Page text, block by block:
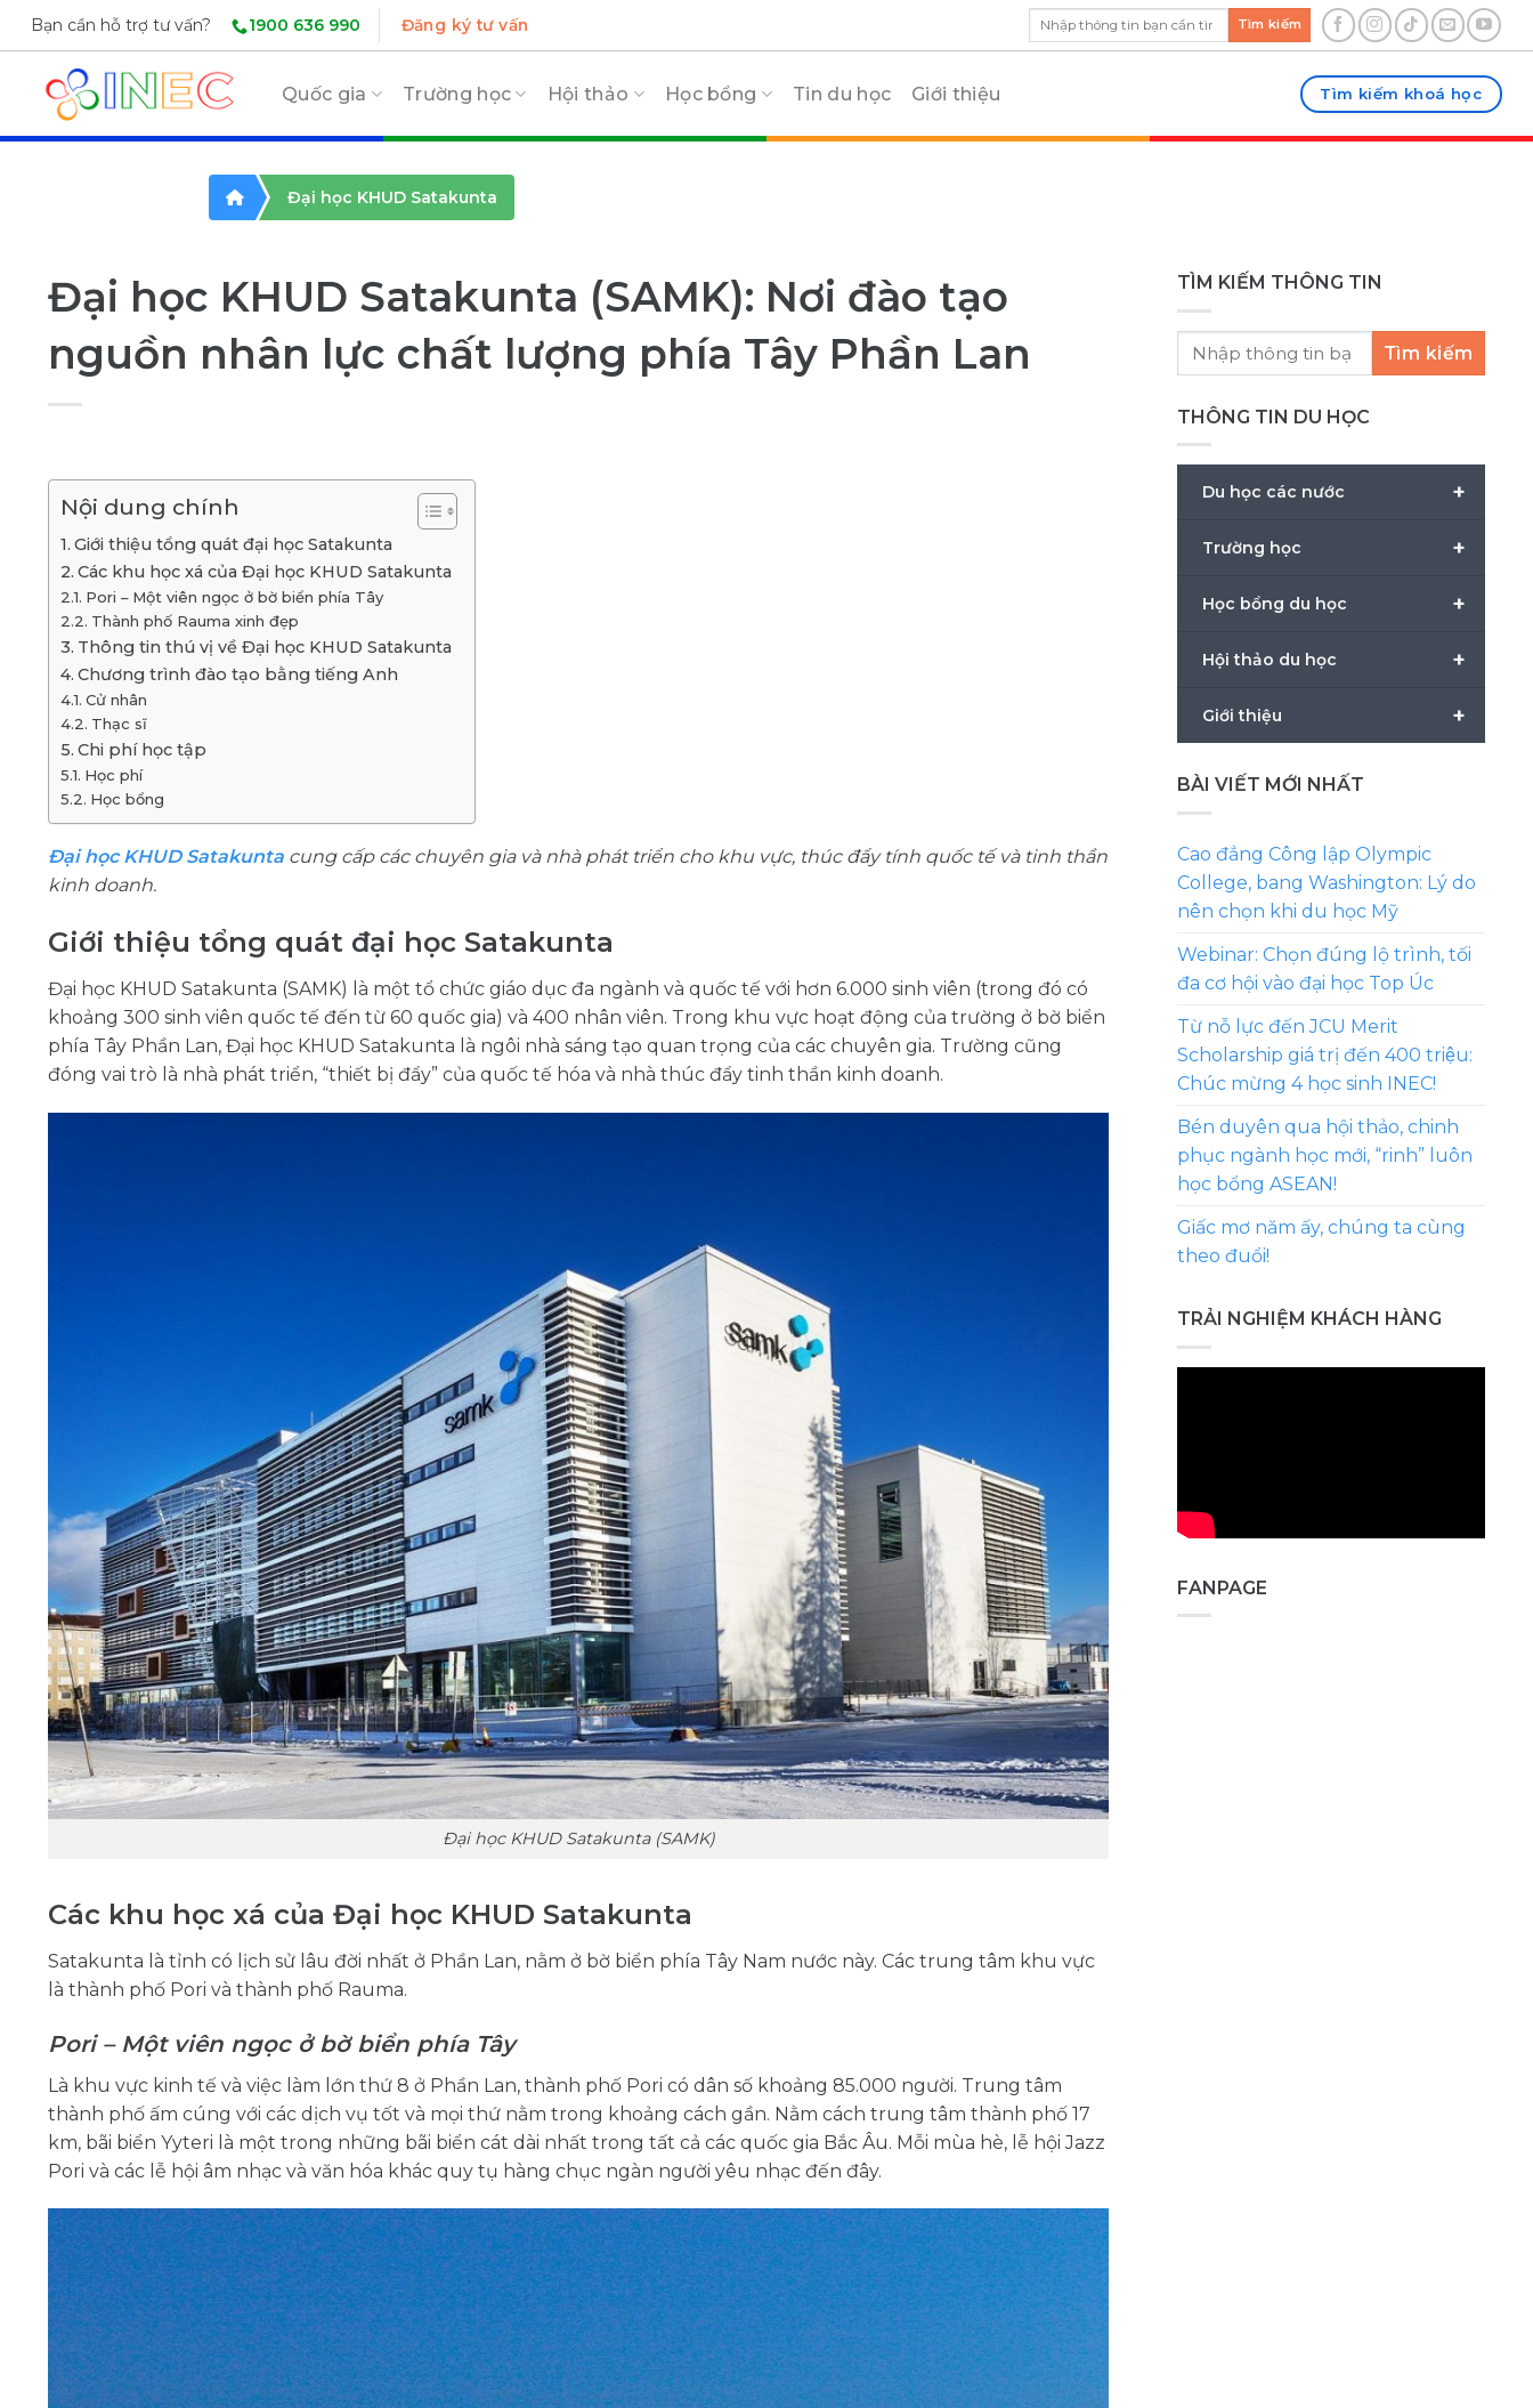
Skip
content
Bạn cần hỗ trợ tư vấn? 1900 636 990 Đăng ký tư vấn Tìm kiếm
Quốc gia Trường học Hội thảo Học bổng Tin du học Giới thiệu Tìm kiếm khoá học
Đại học KHUD Satakunta
Đại học KHUD Satakunta (SAMK): Nơi đào tạo
nguồn nhân lực chất lượng phía Tây Phần Lan
Nội dung chính
Giới thiệu tổng quát đại học Satakunta
Các khu học xá của Đại học KHUD Satakunta
Pori – Một viên ngọc ở bờ biển phía Tây
Thành phố Rauma xinh đẹp
Thông tin thú vị về Đại học KHUD Satakunta
Chương trình đào tạo bằng tiếng Anh
Cử nhân
Thạc sĩ
Chi phí học tập
Học phí
Học bổng
Đại học KHUD Satakunta cung cấp các chuyên gia và nhà phát triển cho khu vực, thúc đẩy tính quốc tế và tinh thần
kinh doanh.
Giới thiệu tổng quát đại học Satakunta
Đại học KHUD Satakunta (SAMK) là một tổ chức giáo dục đa ngành và quốc tế với hơn 6.000 sinh viên (trong đó có
khoảng 300 sinh viên quốc tế đến từ 60 quốc gia) và 400 nhân viên. Trong khu vực hoạt động của trường ở bờ biển
phía Tây Phần Lan, Đại học KHUD Satakunta là ngôi nhà sáng tạo quan trọng của các chuyên gia. Trường cũng
đóng vai trò là nhà phát triển, “thiết bị đẩy” của quốc tế hóa và nhà thúc đẩy tinh thần kinh doanh.
Đại học KHUD Satakunta (SAMK)
Các khu học xá của Đại học KHUD Satakunta
Satakunta là tỉnh có lịch sử lâu đời nhất ở Phần Lan, nằm ở bờ biển phía Tây Nam nước này. Các trung tâm khu vực
là thành phố Pori và thành phố Rauma.
Pori – Một viên ngọc ở bờ biển phía Tây
Là khu vực kinh tế và việc làm lớn thứ 8 ở Phần Lan, thành phố Pori có dân số khoảng 85.000 người. Trung tâm
thành phố ấm cúng với các dịch vụ tốt và mọi thứ nằm trong khoảng cách gần. Nằm cách trung tâm thành phố 17
km, bãi biển Yyteri là một trong những bãi biển cát dài nhất trong tất cả các quốc gia Bắc Âu. Mỗi mùa hè, lễ hội Jazz
Pori và các lễ hội âm nhạc và văn hóa khác quy tụ hàng chục ngàn người yêu nhạc đến đây.
TÌM KIẾM THÔNG TIN
Tìm kiếm
THÔNG TIN DU HỌC
+
Du học các nước
+
Trường học
+
Học bổng du học
+
Hội thảo du học
+
Giới thiệu
BÀI VIẾT MỚI NHẤT
Cao đẳng Công lập Olympic
College, bang Washington: Lý do
nên chọn khi du học Mỹ
Webinar: Chọn đúng lộ trình, tối
đa cơ hội vào đại học Top Úc
Từ nỗ lực đến JCU Merit
Scholarship giá trị đến 400 triệu:
Chúc mừng 4 học sinh INEC!
Bén duyên qua hội thảo, chinh
phục ngành học mới, “rinh” luôn
học bổng ASEAN!
Giấc mơ năm ấy, chúng ta cùng
theo đuổi!
TRẢI NGHIỆM KHÁCH HÀNG
FANPAGE